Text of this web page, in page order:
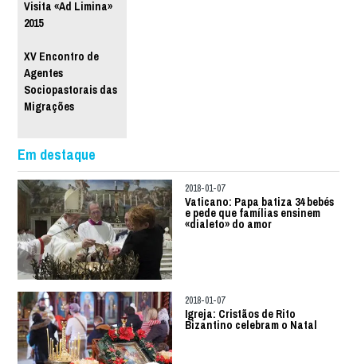
Visita «Ad Limina»
2015
XV Encontro de
Agentes
Sociopastorais das
Migrações
Em destaque
2018-01-07
Vaticano: Papa batiza 34 bebés
e pede que famílias ensinem
«dialeto» do amor
2018-01-07
Igreja: Cristãos de Rito
Bizantino celebram o Natal